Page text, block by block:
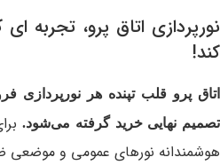
نورپردازی اتاق پرو، تجربه
کند!
اتاق پرو قلب تپنده هر
تصمیم نهایی خرید گرفته می‌شود.
هوشمندانه نورهای عمومی و